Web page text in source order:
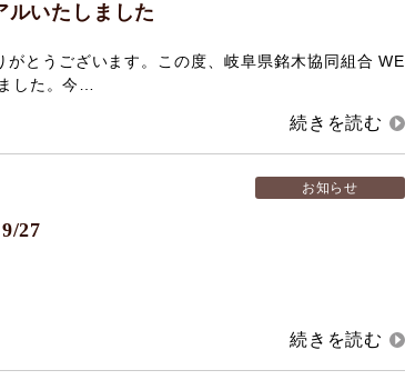
ルいたしました
がとうございます。この度、岐阜県銘木協同組合 WE
した。今…
お知らせ
27